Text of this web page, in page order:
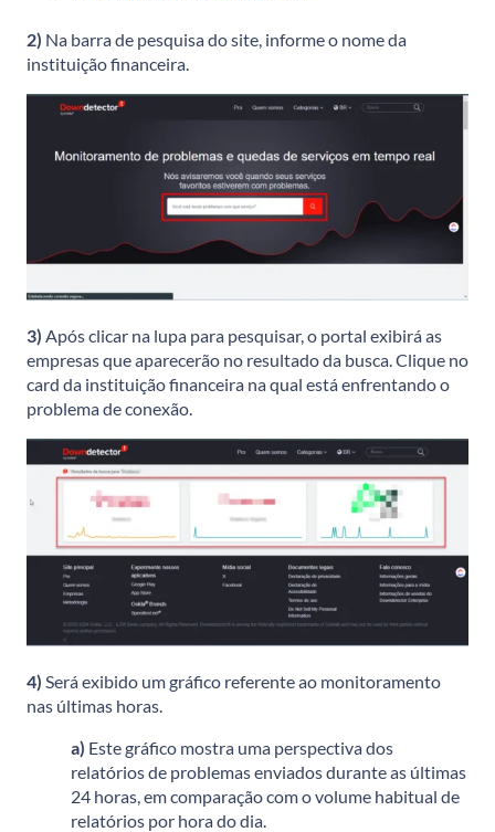
2) Na barra de pesquisa do site, informe o nome da
instituição financeira.
3) Após clicar na lupa para pesquisar, o portal exibirá as
empresas que aparecerão no resultado da busca. Clique no
card da instituição financeira na qual está enfrentando o
problema de conexão.
4) Será exibido um gráfico referente ao monitoramento
nas últimas horas.
a) Este gráfico mostra uma perspectiva dos
relatórios de problemas enviados durante as últimas
24 horas, em comparação com o volume habitual de
relatórios por hora do dia.